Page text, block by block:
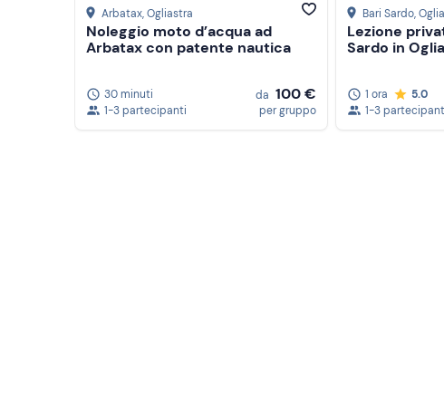
Arbatax, Ogliastra
Noleggio moto d’acqua ad
Arbatax con patente nautica
30 minuti
1-3 partecipanti
da 100 €
per gruppo
Bari Sardo,
Lezione
Sardo in
1 ora
5.0
1-3